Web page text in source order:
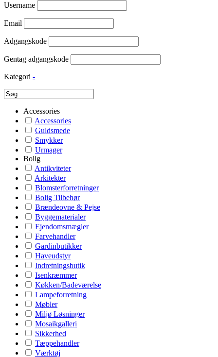
Username
Email
Adgangskode
Gentag adgangskode
Kategori -
Accessories
Accessories
Guldsmede
Smykker
Urmager
Bolig
Antikviteter
Arkitekter
Blomsterforretninger
Bolig Tilbehør
Brændeovne & Pejse
Byggematerialer
Ejendomsmægler
Farvehandler
Gardinbutikker
Haveudstyr
Indretningsbutik
Isenkræmmer
Køkken/Badeværelse
Lampeforretning
Møbler
Miljø Løsninger
Mosaikgalleri
Sikkerhed
Tæppehandler
Værktøj